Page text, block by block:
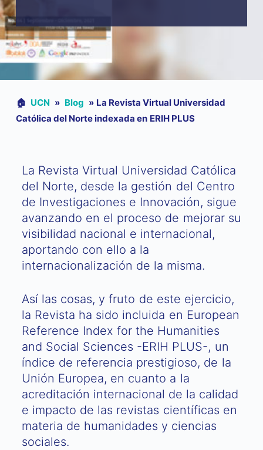
🏠︎ UCN » Blog » La Revista Virtual Universidad
Católica del Norte indexada en ERIH PLUS
La Revista Virtual Universidad Católica
del Norte, desde la gestión del Centro
de Investigaciones e Innovación, sigue
avanzando en el proceso de mejorar su
visibilidad nacional e internacional,
aportando con ello a la
internacionalización de la misma.
Así las cosas, y fruto de este ejercicio,
la Revista ha sido incluida en European
Reference Index for the Humanities
and Social Sciences -ERIH PLUS-, un
índice de referencia prestigioso, de la
Unión Europea, en cuanto a la
acreditación internacional de la calidad
e impacto de las revistas científicas en
materia de humanidades y ciencias
sociales.